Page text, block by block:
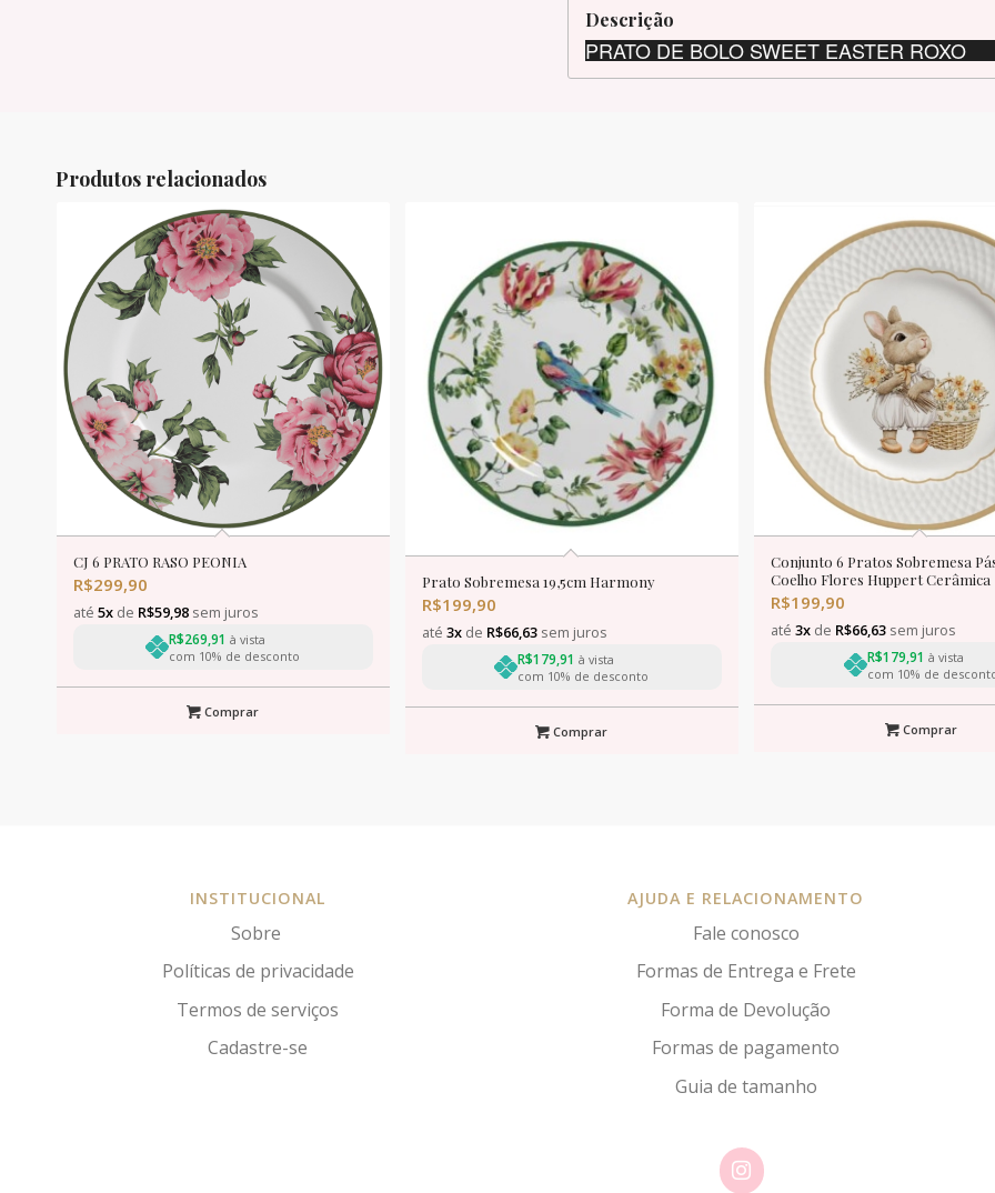
Descrição
PRATO DE BOLO SWEET EASTER ROXO
Produtos relacionados
CJ 6 PRATO RASO PEONIA
R$299,90
até 5x de R$59,98 sem juros
R$269,91 à vista
com 10% de desconto
Comprar
Prato Sobremesa 19,5cm Harmony
R$199,90
até3x de R$66,63 sem juros
R$179,91 à vista
com 10% de desconto
Comprar
Conjunto 6 Pratos Sobremesa
Coelho Flores Huppert Cerâmica
R$199,90
até3x de R$66,63 sem juros
R$179,91 à vista
com 10% de
Comprar
INSTITUCIONAL
Sobre
Políticas de privacidade
Termos de serviços
Cadastre-se
AJUDA E RELACIONAMENTO
Fale conosco
Formas de Entrega e Frete
Forma de Devolução
Formas de pagamento
Guia de tamanho